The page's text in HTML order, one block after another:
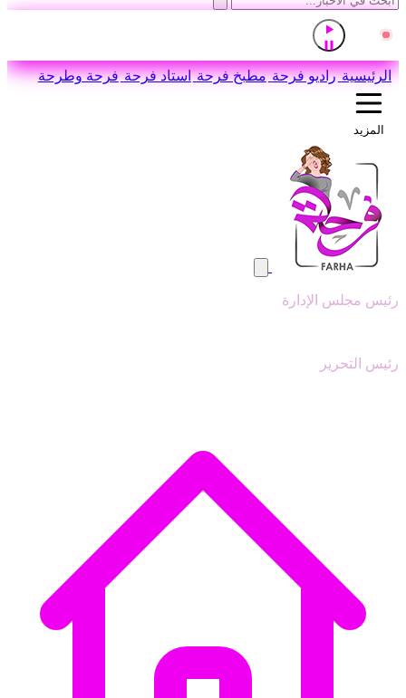
مباشر إذاعة القرآن الكريم من القاهرة
اضغط للاستماع
الرئيسية راديو فرحة مطبخ فرحة استاد فرحة فرحة وطرحة
المزيد
رئيس مجلس الإدارة
رئيس التحرير